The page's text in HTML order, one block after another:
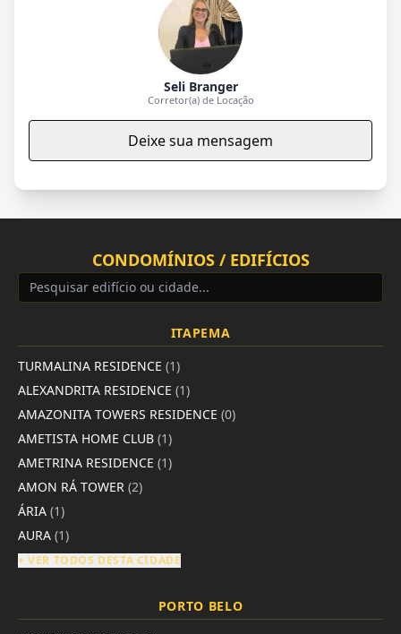
Seli Branger
Corretor(a) de Locação
Deixe sua mensagem
CONDOMÍNIOS / EDIFÍCIOS
ITAPEMA
TURMALINA RESIDENCE (1)
ALEXANDRITA RESIDENCE (1)
AMAZONITA TOWERS RESIDENCE (0)
AMETISTA HOME CLUB (1)
AMETRINA RESIDENCE (1)
AMON RÁ TOWER (2)
ÁRIA (1)
AURA (1)
+ VER TODOS DESTA CIDADE
PORTO BELO